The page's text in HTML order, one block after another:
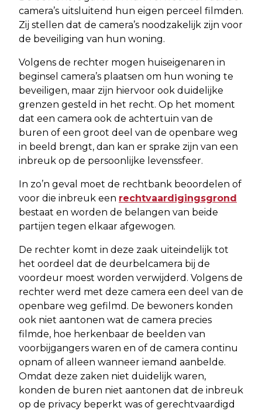
camera’s uitsluitend hun eigen perceel filmden.
Zij stellen dat de camera’s noodzakelijk zijn voor
de beveiliging van hun woning.
Volgens de rechter mogen huiseigenaren in
beginsel camera’s plaatsen om hun woning te
beveiligen, maar zijn hiervoor ook duidelijke
grenzen gesteld in het recht. Op het moment
dat een camera ook de achtertuin van de
buren of een groot deel van de openbare weg
in beeld brengt, dan kan er sprake zijn van een
inbreuk op de persoonlijke levenssfeer.
In zo’n geval moet de rechtbank beoordelen of
voor die inbreuk een rechtvaardigingsgrond
bestaat en worden de belangen van beide
partijen tegen elkaar afgewogen.
De rechter komt in deze zaak uiteindelijk tot
het oordeel dat de deurbelcamera bij de
voordeur moest worden verwijderd. Volgens de
rechter werd met deze camera een deel van de
openbare weg gefilmd. De bewoners konden
ook niet aantonen wat de camera precies
filmde, hoe herkenbaar de beelden van
voorbijgangers waren en of de camera continu
opnam of alleen wanneer iemand aanbelde.
Omdat deze zaken niet duidelijk waren,
konden de buren niet aantonen dat de inbreuk
op de privacy beperkt was of gerechtvaardigd